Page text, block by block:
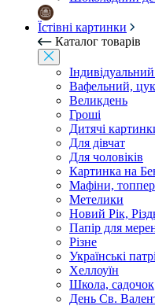
Їстівні картинки
Каталог товарів
Вафельний,
Великдень
Гроші
Дитячі
Для дівчат
Для чоловіків
Картинка на
Мафіни,
Метелики
Новий Рік,
Папір для
Різне
Українські
Хеллоуїн
Школа, садочок
День Св.